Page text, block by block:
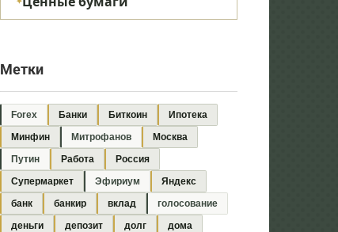
Метки
Forex Банки Биткоин
Ипотека
Минфин
Митрофанов
Москва
Путин
Работа
Россия
Супермаркет
Эфириум
Яндекс
банк
банкир вклад
голосование
деньги
депозит долг
дома